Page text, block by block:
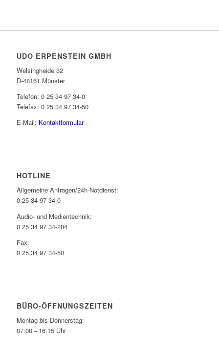
UDO ERPENSTEIN GMBH
Welsingheide 32
D-48161 Münster
Telefon: 0 25 34 97 34-0
Telefax: 0 25 34 97 34-50
E-Mail: Kontaktformular
HOTLINE
Allgemeine Anfragen/24h-Notdienst:
0 25 34 97 34-0
Audio- und Medientechnik:
0 25 34 97 34-204
Fax:
0 25 34 97 34-50
BÜRO-ÖFFNUNGSZEITEN
Montag bis Donnerstag:
07:00 – 16:15 Uhr